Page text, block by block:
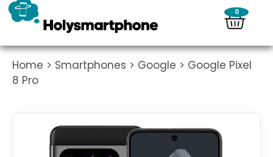
0
Home > Smartphones > Google > Google Pixel
8 Pro